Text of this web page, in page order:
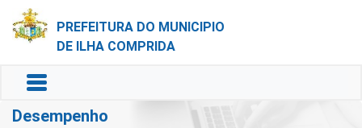
PREFEITURA DO MUNICIPIO
DE ILHA COMPRIDA
Desempenho